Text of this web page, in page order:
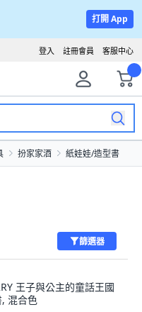
打開 App
客服中心
註冊會員
登入
扮家家酒 紙娃娃/造型書
篩選器
王子與公主的童話王國
混合色